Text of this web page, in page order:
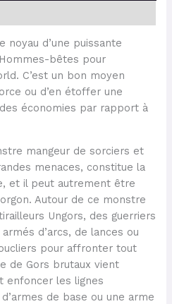
d’une puissante
bêtes pour
C’est un bon moyen
ou d’en étoffer une
économies par rapport à
mangeur de sorciers et
menaces, constitue la
et il peut autrement être
Autour de ce monstre
Ungors, des guerriers
d’arcs, de lances ou
pour affronter tout
de Gors brutaux vient
les lignes
de base ou une arme